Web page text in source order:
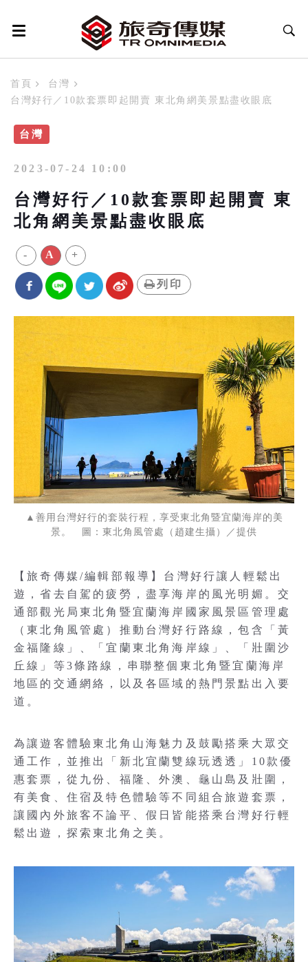
首頁
台灣
台灣好行／10款套票即起開賣 東北角網美景點盡收眼底
台灣
2023-07-24 10:00
台灣好行／10款套票即起開賣 東
北角網美景點盡收眼底
- A +
列印
▲善用台灣好行的套裝行程，享受東北角暨宜蘭海岸的美
景。 圖：東北角風管處（趙建生攝）／提供
【旅奇傳媒/編輯部報導】台灣好行讓人輕鬆出
遊，省去自駕的疲勞，盡享海岸的風光明媚。交
通部觀光局東北角暨宜蘭海岸國家風景區管理處
（東北角風管處）推動台灣好行路線，包含「黃
金福隆線」、「宜蘭東北角海岸線」、「壯圍沙
丘線」等3條路線，串聯整個東北角暨宜蘭海岸
地區的交通網絡，以及各區域的熱門景點出入要
道。
為讓遊客體驗東北角山海魅力及鼓勵搭乘大眾交
通工作，並推出「新北宜蘭雙線玩透透」10款優
惠套票，從九份、福隆、外澳、龜山島及壯圍，
有美食、住宿及特色體驗等不同組合旅遊套票，
讓國內外旅客不論平、假日皆能搭乘台灣好行輕
鬆出遊，探索東北角之美。